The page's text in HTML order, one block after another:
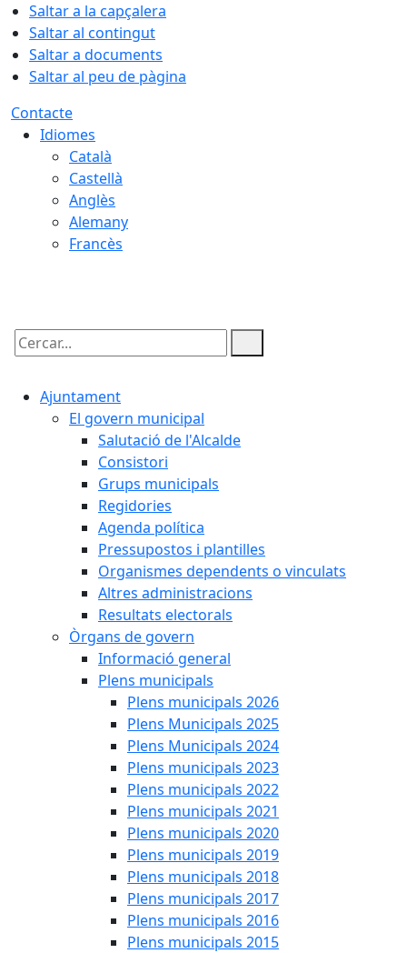
Saltar a la capçalera
Saltar al contingut
Saltar a documents
Saltar al peu de pàgina
Contacte
Idiomes
Català
Castellà
Anglès
Alemany
Francès
Cercar:
Ajuntament
El govern municipal
Salutació de l'Alcalde
Consistori
Grups municipals
Regidories
Agenda política
Pressupostos i plantilles
Organismes dependents o vinculats
Altres administracions
Resultats electorals
Òrgans de govern
Informació general
Plens municipals
Plens municipals 2026
Plens Municipals 2025
Plens Municipals 2024
Plens municipals 2023
Plens municipals 2022
Plens municipals 2021
Plens municipals 2020
Plens municipals 2019
Plens municipals 2018
Plens municipals 2017
Plens municipals 2016
Plens municipals 2015